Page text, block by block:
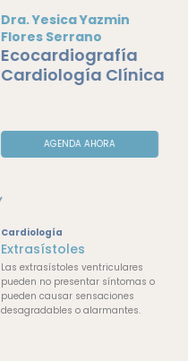
Dra. Yesica Yazmin
Flores Serrano
Ecocardiografía
Cardiología Clínica
AGENDA AHORA
Cardiología
Extrasístoles
Las extrasístoles ventriculares
pueden no presentar síntomas o
pueden causar sensaciones
desagradables o alarmantes.